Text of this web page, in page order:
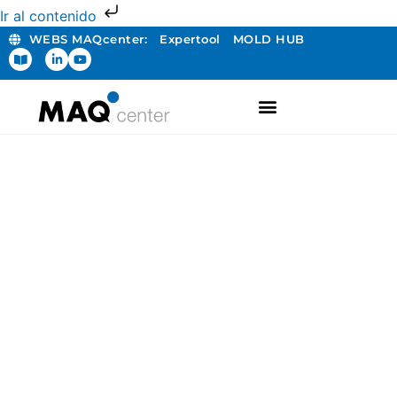
Ir al contenido
WEBS MAQcenter: Expertool MOLD HUB